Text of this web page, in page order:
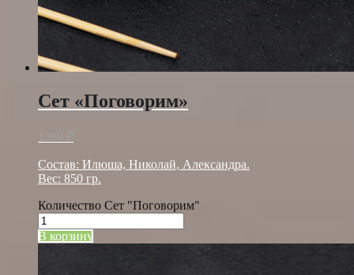
Сет «Поговорим»
Состав: Илюша, Николай, Александра.
Вес: 850 гр.
Количество Сет "Поговорим"
В корзину